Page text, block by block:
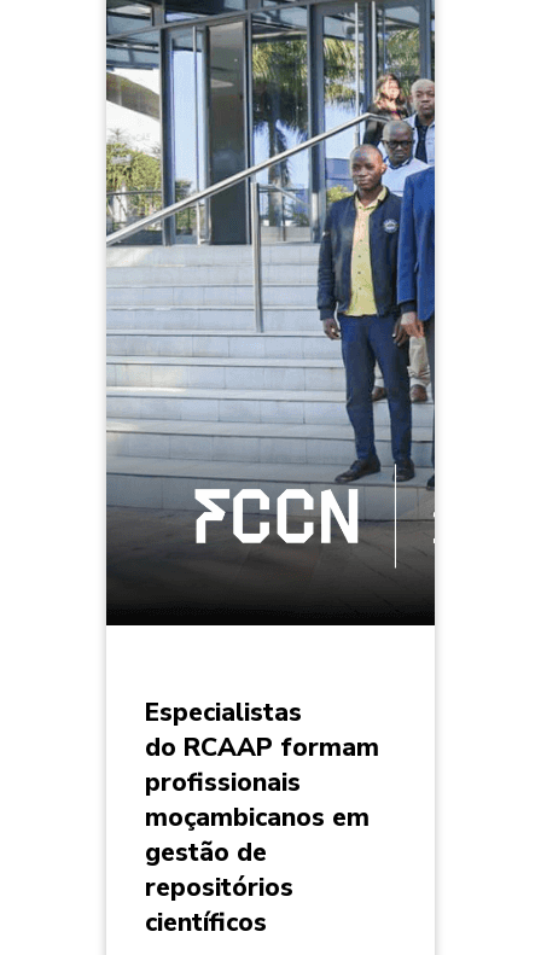
Especialistas
do RCAAP formam
profissionais
moçambicanos em
gestão de
repositórios
científicos